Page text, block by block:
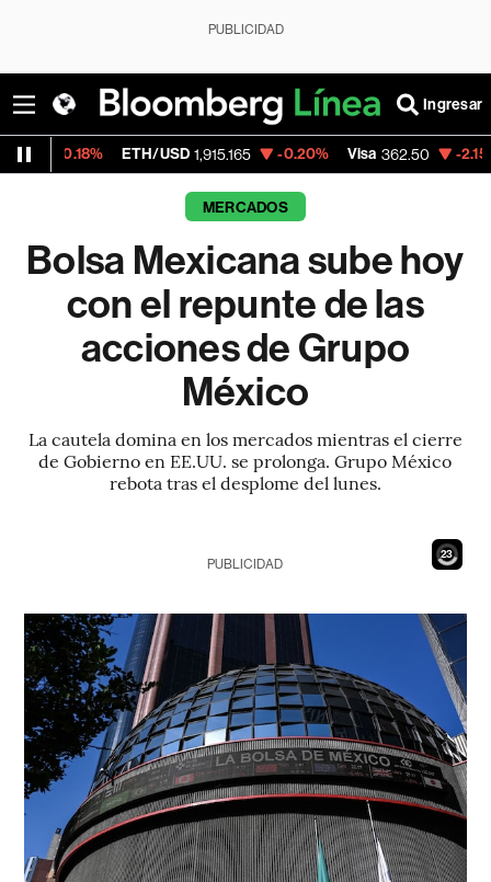
PUBLICIDAD
Ingresar
ETH/USD 1,915.165 -0.20% Visa 362.50 -2.15%
MERCADOS
Bolsa Mexicana sube hoy
con el repunte de las
acciones de Grupo
México
La cautela domina en los mercados mientras el cierre
de Gobierno en EE.UU. se prolonga. Grupo México
rebota tras el desplome del lunes.
21
PUBLICIDAD